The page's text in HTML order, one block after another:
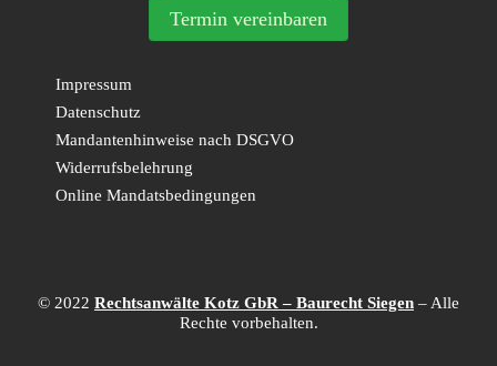
Termin vereinbaren
Impressum
Datenschutz
Mandantenhinweise nach DSGVO
Widerrufsbelehrung
Online Mandatsbedingungen
© 2022 Rechtsanwälte Kotz GbR – Baurecht Siegen – Alle
Rechte vorbehalten.